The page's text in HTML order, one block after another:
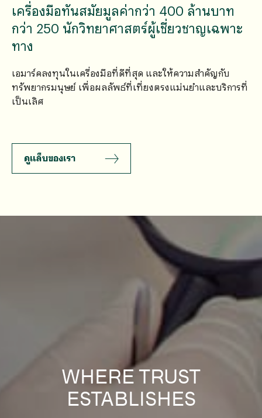
เครื่องมือทันสมัยมูลค่ากว่า 400 ล้านบาท
กว่า 250 นักวิทยาศาสตร์ผู้เชี่ยวชาญเฉพาะ
ทาง
เอมาร์คลงทุนในเครื่องมือที่ดีที่สุด และให้ความสำคัญกับ
ทรัพยากรมนุษย์ เพื่อผลลัพธ์ที่เที่ยงตรงแม่นยำและบริการที่
เป็นเลิศ
ดูแล็บของเรา
WHERE TRUST
ESTABLISHES